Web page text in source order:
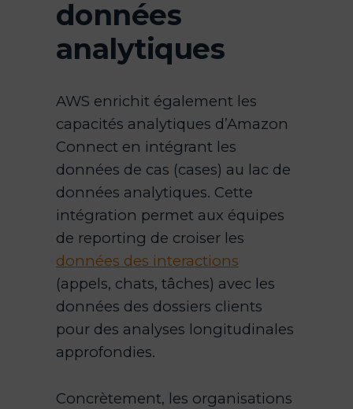
données
analytiques
AWS enrichit également les
capacités analytiques d’Amazon
Connect en intégrant les
données de cas (cases) au lac de
données analytiques. Cette
intégration permet aux équipes
de reporting de croiser les
données des interactions
(appels, chats, tâches) avec les
données des dossiers clients
pour des analyses longitudinales
approfondies.
Concrètement, les organisations